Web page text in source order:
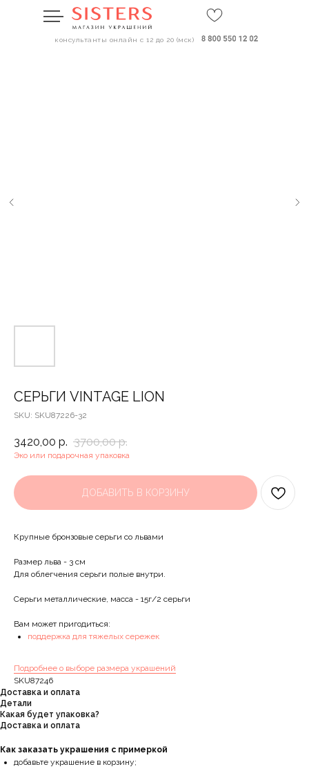
консультанты онлайн с 12 до 20 (мск)
СЕРЬГИ VINTAGE LION
SKU: SKU87226-32
3420,00 р. 3700,00 р.
Эко или подарочная упаковка
ДОБАВИТЬ В КОРЗИНУ
Крупные бронзовые серьги со львами
Размер льва - 3 см
Для облегчения серьги полые внутри.
Серьги металлические, масса - 15г/2 серьги
Вам может пригодиться:
поддержка для тяжелых сережек
Подробнее о выборе размера украшений
SKU87246
Доставка и оплата
Детали
Какая будет упаковка?
Доставка и оплата
Как заказать украшения с примеркой
добавьте украшение в корзину;